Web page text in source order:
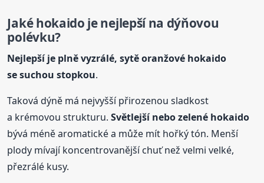
Jaké hokaido je nejlepší na dýňovou
polévku?
Nejlepší je plně vyzrálé, sytě oranžové hokaido
se suchou stopkou.
Taková dýně má nejvyšší přirozenou sladkost
a krémovou strukturu.Světlejší nebo zelené hokaido
bývá méně aromatické a může mít hořký tón. Menší
plody mívají koncentrovanější chuť než velmi velké,
přezrálé kusy.